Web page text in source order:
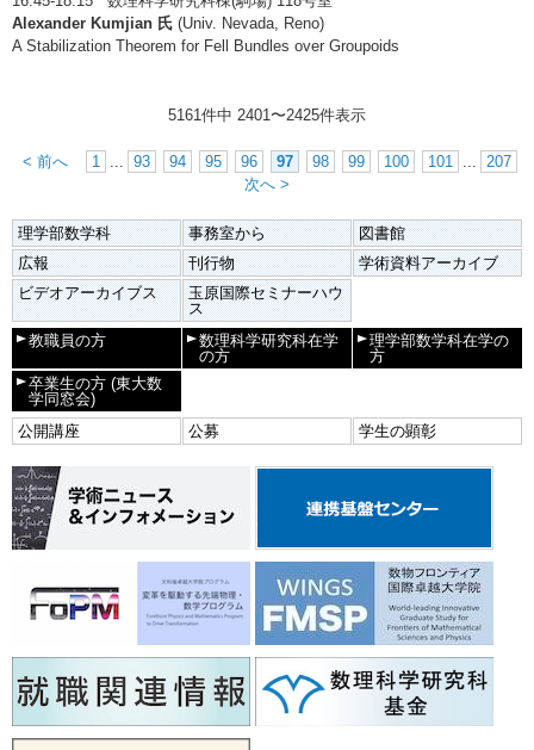
Alexander Kumjian 氏 (Univ. Nevada, Reno)
A Stabilization Theorem for Fell Bundles over Groupoids
5161件中 2401〜2425件表示
< 前へ 1 93 94 95 96 97 98 99 100 101
207
次へ >
理学部数学科 事務室から
図書館
広報
刊行物
学術資料アーカイブ
ビデオアーカイブス
玉原国際セミナーハウ
ス
教職員の方
数理科学研究科在学
の方
理学部数学科在学の
方
卒業生の方 (東大数
学同窓会)
公開講座
公募 学生の顕彰